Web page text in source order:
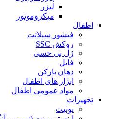
لیزر
میکروموتور
اطفال
فیشور سیلانت
روکش SSC
ژل بی حسی
فایل
دهان بازکن
ابزار های اطفال
مواد عمومی اطفال
تجهیزات
یونیت